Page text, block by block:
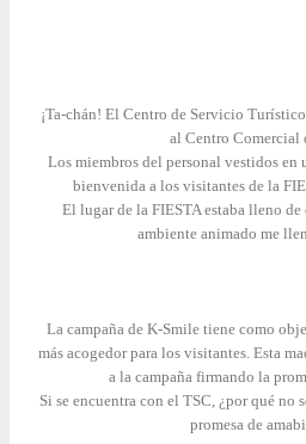
¡Ta-chán! El Centro de Servicio
al Centro Comercial
Los miembros del personal vestidos en
bienvenida a los visitantes de la
El lugar de la FIESTA estaba lleno
ambiente animado me
La campaña de K-Smile tiene como
más acogedor para los visitantes. Esta
a la campaña firmando la
Si se encuentra con el TSC, ¿por qué no
promesa de